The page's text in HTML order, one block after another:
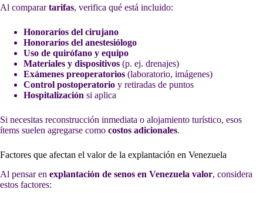
Al comparartarifas, verifica qué está incluido:
Honorarios del cirujano
Honorarios del anestesiólogo
Uso de quirófano y equipo
Materiales y dispositivos (p. ej. drenajes)
Exámenes preoperatorios (laboratorio, imágenes)
Control postoperatorio y retiradas de puntos
Hospitalización si aplica
Si necesitas reconstrucción inmediata o alojamiento turístico, esos
ítems suelen agregarse como costos adicionales.
Factores que afectan el valor de la explantación en Venezuela
Al pensar en explantación de senos en Venezuela valor, considera
estos factores: